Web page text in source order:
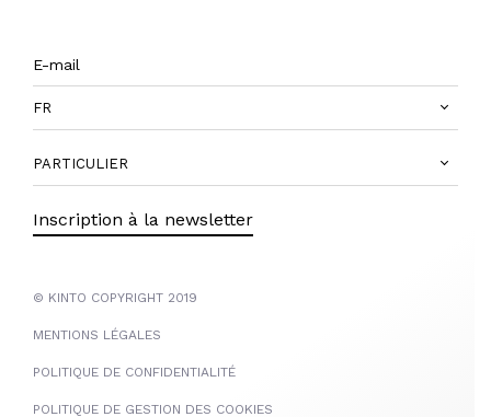
FR
PARTICULIER
Inscription à la newsletter
© KINTO COPYRIGHT 2019
MENTIONS LÉGALES
POLITIQUE DE CONFIDENTIALITÉ
POLITIQUE DE GESTION DES COOKIES